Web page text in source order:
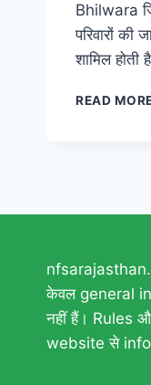
Bhilwara
परिवारों की
शामिल होती
READ
केवल general
नहीं हैं। Rules
website से